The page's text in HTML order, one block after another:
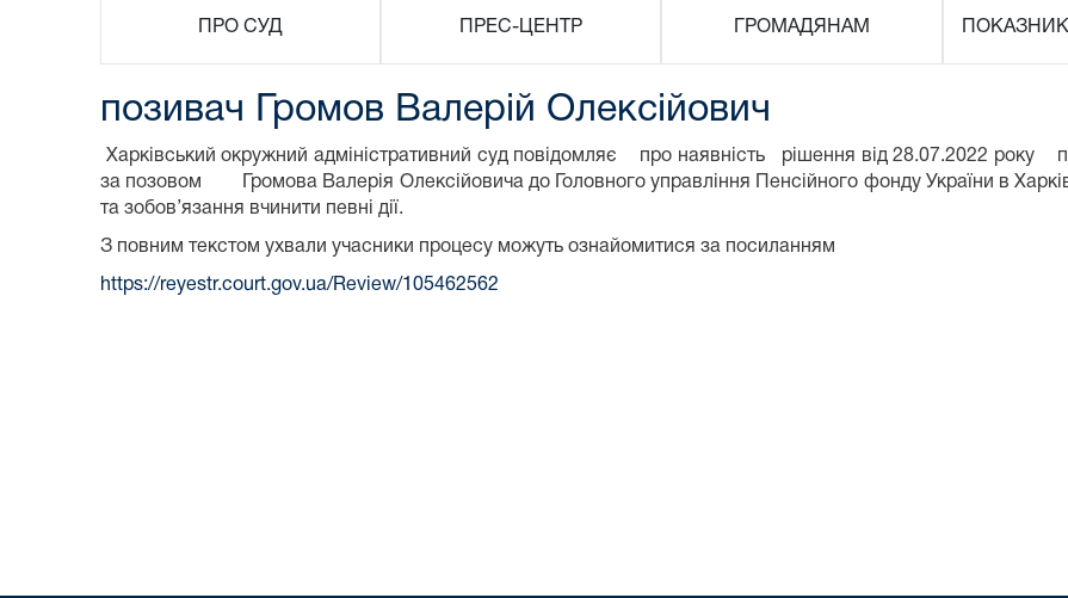
ПРО СУД ПРЕС-ЦЕНТР ГРОМАДЯНАМ
позивач Громов Валерій Олексійович
Харківський окружний адміністративний суд повідомляє про наявність рішення від 28.07.2022 року
за позовом Громова Валерія Олексійовича до Головного управління Пенсійного фонду України в
та зобов’язання вчинити певні дії.
З повним текстом ухвали учасники процесу можуть ознайомитися за посиланням
https://reyestr.court.gov.ua/Review/105462562